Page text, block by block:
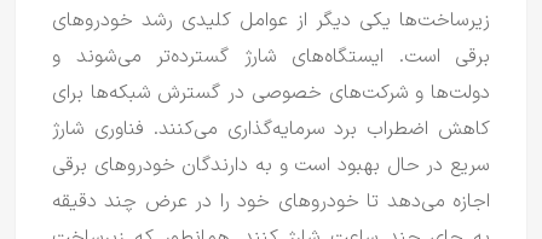
زیرساخت‌ها یکی دیگر از عوامل کلیدی رشد خودروهای
برقی است.
ایستگاه‌های شارژ گسترده‌تر می‌شوند و
دولت‌ها و شرکت‌های خصوصی در گسترش شبکه‌ها برای
کاهش اضطراب برد سرمایه‌گذاری می‌کنند. فناوری شارژ
سریع در حال بهبود است و به دارندگان خودروهای برقی
اجازه می‌دهد تا خودروهای خود را در عرض چند دقیقه